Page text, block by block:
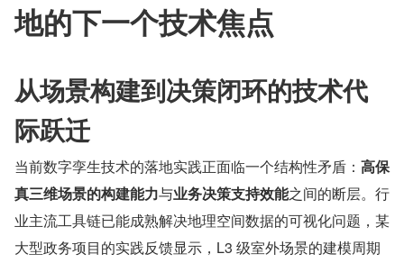
地的下一个技术焦点
从场景构建到决策闭环的技术代
际跃迁
当前数字孪生技术的落地实践正面临一个结构性矛盾： 高保
真三维场景的构建能力与业务决策支持效能之间的断层。行
业主流工具链已能成熟解决地理空间数据的可视化问题，某
大型政务项目的实践反馈显示，L3 级室外场景的建模周期